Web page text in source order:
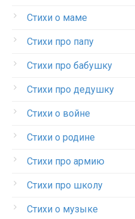
Стихи о маме
Стихи про папу
Стихи про бабушку
Стихи про дедушку
Стихи о войне
Стихи о родине
Стихи про армию
Стихи про школу
Стихи о музыке